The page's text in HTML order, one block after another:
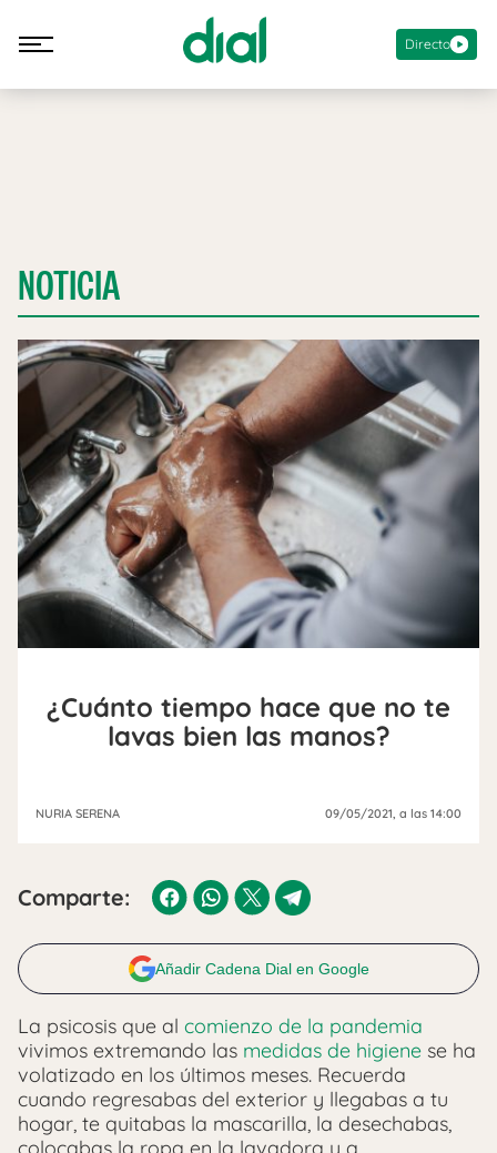
Directo
NOTICIA
¿Cuánto tiempo hace que no te
lavas bien las manos?
NURIA SERENA 09/05/2021 , a las 14:00
Comparte:
Añadir Cadena Dial en Google
La psicosis que al comienzo de la pandemia
vivimos extremando las medidas de higiene se ha
volatizado en los últimos meses. Recuerda
cuando regresabas del exterior y llegabas a tu
hogar, te quitabas la mascarilla, la desechabas,
colocabas la ropa en la lavadora y a